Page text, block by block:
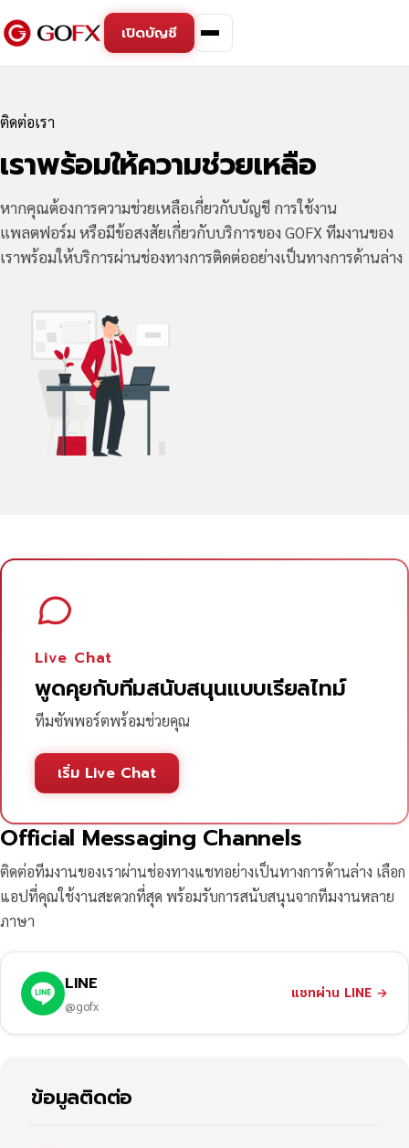
เปิดบัญชี
ติดต่อเรา
เราพร้อมให้ความช่วยเหลือ
หากคุณต้องการความช่วยเหลือเกี่ยวกับบัญชี การใช้งาน
แพลตฟอร์ม หรือมีข้อสงสัยเกี่ยวกับบริการของ GOFX ทีมงานของ
เราพร้อมให้บริการผ่านช่องทางการติดต่ออย่างเป็นทางการด้านล่าง
Live Chat
พูดคุยกับทีมสนับสนุนแบบเรียลไทม์
ทีมซัพพอร์ตพร้อมช่วยคุณ
เริ่ม Live Chat
Official Messaging Channels
ติดต่อทีมงานของเราผ่านช่องทางแชทอย่างเป็นทางการด้านล่าง เลือก
แอปที่คุณใช้งานสะดวกที่สุด พร้อมรับการสนับสนุนจากทีมงานหลาย
ภาษา
LINE
@gofx
แชทผ่าน LINE →
ข้อมูลติดต่อ